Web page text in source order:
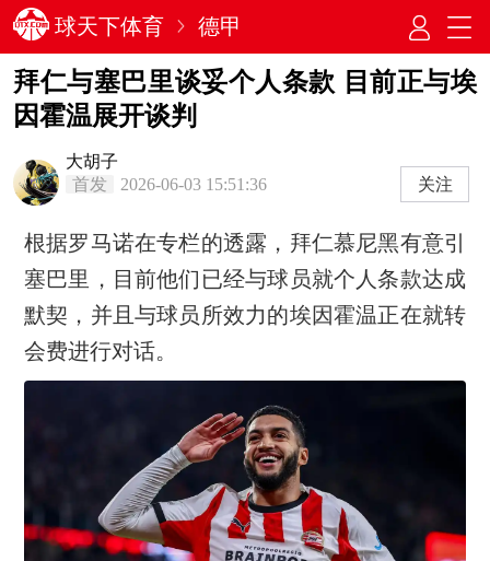
球天下体育 德甲
拜仁与塞巴里谈妥个人条款 目前正与埃
因霍温展开谈判
大胡子
首发
2026-06-03 15:51:36 关注
根据罗马诺在专栏的透露，拜仁慕尼黑有意引
塞巴里，目前他们已经与球员就个人条款达成
默契，并且与球员所效力的埃因霍温正在就转
会费进行对话。